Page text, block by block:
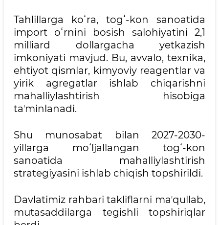
Tahlillarga koʻra, togʻ-kon sanoatida
import oʻrnini bosish salohiyatini 2,1
milliard dollargacha yetkazish
imkoniyati mavjud. Bu, avvalo, texnika,
ehtiyot qismlar, kimyoviy reagentlar va
yirik agregatlar ishlab chiqarishni
mahalliylashtirish hisobiga
taʼminlanadi.
Shu munosabat bilan 2027-2030-
yillarga moʻljallangan togʻ-kon
sanoatida mahalliylashtirish
strategiyasini ishlab chiqish topshirildi.
Davlatimiz rahbari takliflarni maʼqullab,
mutasaddilarga tegishli topshiriqlar